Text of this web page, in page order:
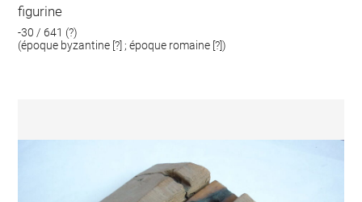
figurine
-30 / 641 (?)
(époque byzantine [?] ; époque romaine [?])